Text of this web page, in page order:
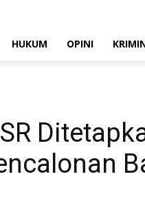
HUKUM OPINI